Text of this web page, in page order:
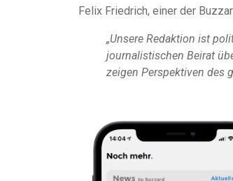
Felix Friedrich, einer der
„Unsere Redaktion ist
journalistischen Beirat
zeigen Perspektiven des